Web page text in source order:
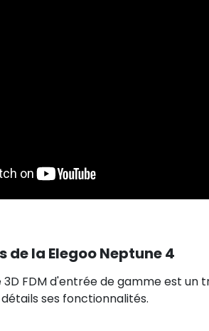
de la Elegoo Neptune 4
FDM d'entrée de gamme est un
ses fonctionnalités.